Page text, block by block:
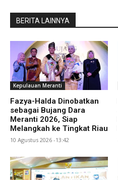
BERITA LAINNYA
Kepulauan Meranti
Fazya-Halda Dinobatkan
sebagai Bujang Dara
Meranti 2026, Siap
Melangkah ke Tingkat Riau
10 Agustus 2026 -13:42